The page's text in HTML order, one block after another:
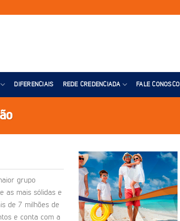
DIFERENCIAIS REDE CREDENCIADA FALE CONOSCO
grupo
as mais sólidas e
de 7 milhões de
e conta com a